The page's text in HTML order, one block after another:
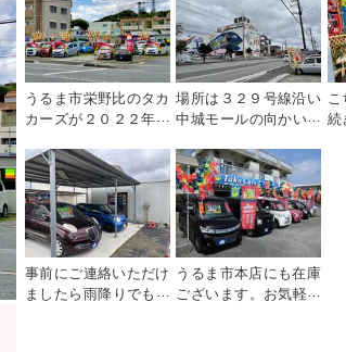
うるま市栄野比のタカ
カーズが２０２２年、
ン！
場所は３２９号線沿い
中城モールの向かいに 続
事前にご連絡いただけ
ましたら雨降りでも現
うるま市本店にも在庫
ございます。お気軽に